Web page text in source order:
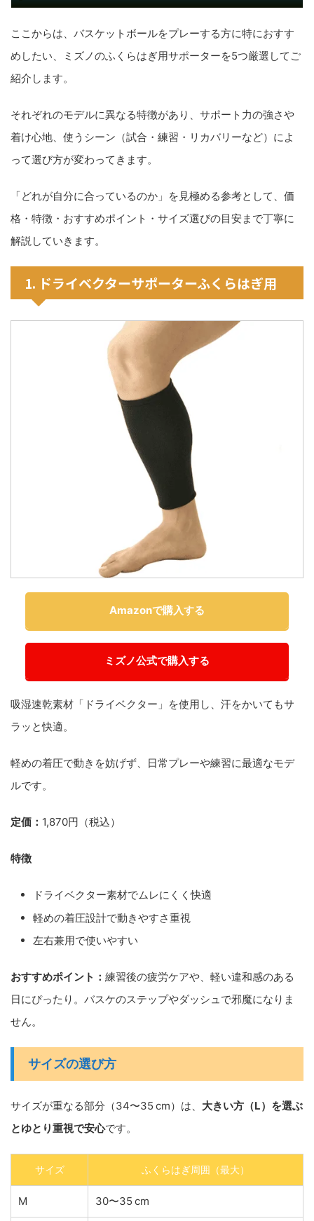
ここからは、バスケットボールをプレーする方に特におすす
めしたい、ミズノのふくらはぎ用サポーターを5つ厳選してご
紹介します。
それぞれのモデルに異なる特徴があり、サポート力の強さや
着け心地、使うシーン（試合・練習・リカバリーなど）によ
って選び方が変わってきます。
「どれが自分に合っているのか」を見極める参考として、価
格・特徴・おすすめポイント・サイズ選びの目安まで丁寧に
解説していきます。
1. ドライベクターサポーターふくらはぎ用
Amazonで購入する
ミズノ公式で購入する
吸湿速乾素材「ドライベクター」を使用し、汗をかいてもサ
ラッと快適。
軽めの着圧で動きを妨げず、日常プレーや練習に最適なモデ
ルです。
定価： 1,870円（税込）
特徴
ドライベクター素材でムレにくく快適
軽めの着圧設計で動きやすさ重視
左右兼用で使いやすい
おすすめポイント： 練習後の疲労ケアや、軽い違和感のある
日にぴったり。バスケのステップやダッシュで邪魔になりま
せん。
サイズの選び方
サイズが重なる部分（34〜35 cm）は、 大きい方（L）を選ぶ
とゆとり重視で安心です。
サイズ ふくらはぎ周囲（最大）
M 30〜35 cm